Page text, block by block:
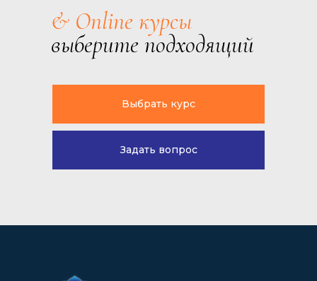
& Online курсы
Выбрать курс
выберите подходящий
Задать вопрос